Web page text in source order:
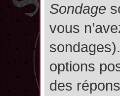
Sondage
vous
options
des